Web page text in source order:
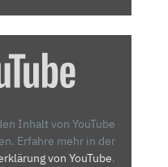
Inhalt von YouTube
Erfahre mehr in der
von YouTube.